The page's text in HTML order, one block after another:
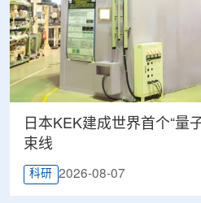
日本KEK建成世界首个“量
束线
科研 2026-08-07